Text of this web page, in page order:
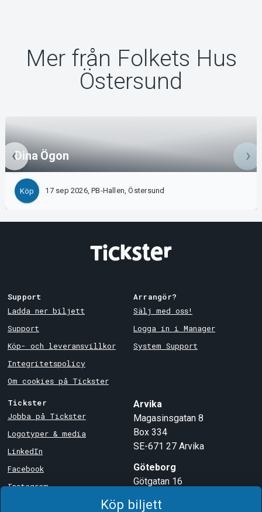
Köp biljett
Mer från Folkets Hus
Östersund
Dina Ögon
Köp 17 sep 2026, PB-Hallen, Östersund
Support
Ladda ner biljett
Support
Köp- och leveransvillkor
Integritetspolicy
Om cookies på Tickster
Arrangör?
Sälj med oss!
Logga in i Manager
System Support
Tickster
Jobba på Tickster
Logotyper & media
LinkedIn
Facebook
Instagram
Arvika
Magasinsgatan 8
Box 334
SE-671 27 Arvika
Göteborg
Götgatan 16